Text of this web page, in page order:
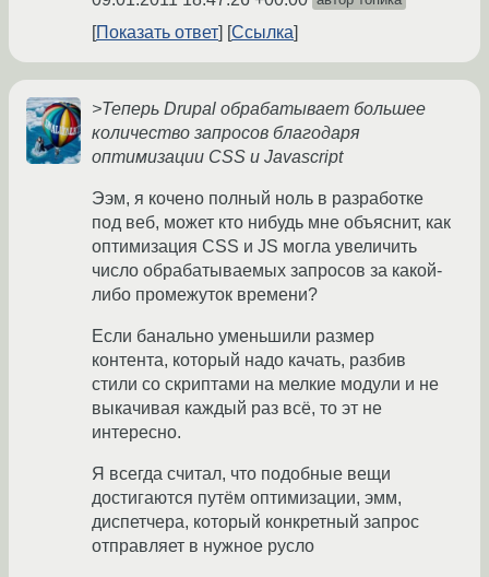
Показать ответ Ссылка
>Теперь Drupal обрабатывает большее
количество запросов благодаря
оптимизации CSS и Javascript
Ээм, я кочено полный ноль в разработке
под веб, может кто нибудь мне объяснит, как
оптимизация CSS и JS могла увеличить
число обрабатываемых запросов за какой-
либо промежуток времени?
Если банально уменьшили размер
контента, который надо качать, разбив
стили со скриптами на мелкие модули и не
выкачивая каждый раз всё, то эт не
интересно.
Я всегда считал, что подобные вещи
достигаются путём оптимизации, эмм,
диспетчера, который конкретный запрос
отправляет в нужное русло